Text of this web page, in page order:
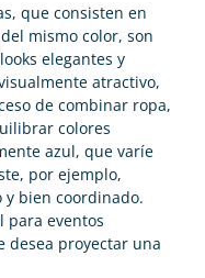
que consisten en
mismo color, son
elegantes y
atractivo,
de combinar ropa,
colores
azul, que varíe
por ejemplo,
bien coordinado.
para eventos
desea proyectar una